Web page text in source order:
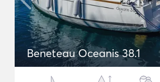
Beneteau Oceanis 38.1